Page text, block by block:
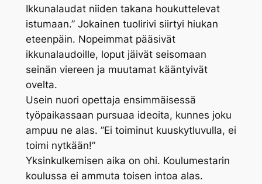
Ikkunalaudat niiden takana houkuttelevat
istumaan.” Jokainen tuolirivi siirtyi hiukan
eteenpäin. Nopeimmat pääsivät
ikkunalaudoille, loput jäivät seisomaan
seinän viereen ja muutamat kääntyivät
ovelta.
Usein nuori opettaja ensimmäisessä
työpaikassaan pursuaa ideoita, kunnes joku
ampuu ne alas. ”Ei toiminut kuuskytluvulla, ei
toimi nytkään!”
Yksinkulkemisen aika on ohi. Koulumestarin
koulussa ei ammuta toisen intoa alas.